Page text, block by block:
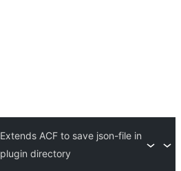
Extends ACF to save json-file in
plugin directory